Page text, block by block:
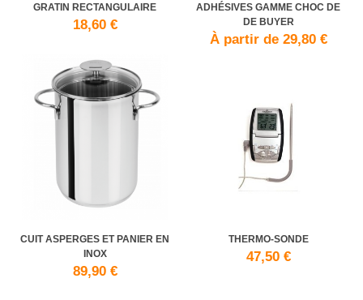
GRATIN RECTANGULAIRE
18,60 €
ADHÉSIVES GAMME CHOC DE
DE BUYER
À partir de 29,80 €
CUIT ASPERGES ET PANIER EN
INOX
89,90 €
THERMO-SONDE
47,50 €